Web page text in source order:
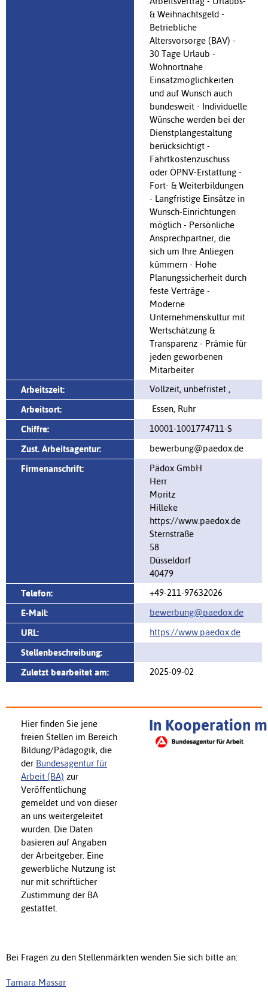
& Weihnachtsgeld -
Betriebliche
Altersvorsorge (BAV) -
30 Tage Urlaub -
Wohnortnahe
Einsatzmöglichkeiten
und auf Wunsch auch
bundesweit - Individuelle
Wünsche werden bei der
Dienstplangestaltung
berücksichtigt -
Fahrtkostenzuschuss
oder ÖPNV-Erstattung -
Fort- & Weiterbildungen
- Langfristige Einsätze in
Wunsch-Einrichtungen
möglich - Persönliche
Ansprechpartner, die
sich um Ihre Anliegen
kümmern - Hohe
Planungssicherheit durch
feste Verträge -
Moderne
Unternehmenskultur mit
Wertschätzung &
Transparenz - Prämie für
jeden geworbenen
Mitarbeiter
Arbeitszeit:
Vollzeit, unbefristet ,
Arbeitsort:
Essen, Ruhr
Chiffre:
10001-1001774711-S
Zust. Arbeitsagentur:
bewerbung@paedox.de
Firmenanschrift:
Pädox GmbH
Herr
Moritz
Hilleke
https://www.paedox.de
Sternstraße
58
Düsseldorf
40479
Telefon:
+49-211-97632026
E-Mail:
bewerbung@paedox.de
URL:
https://www.paedox.de
Stellenbeschreibung:
Zuletzt bearbeitet am:
2025-09-02
Hier finden Sie jene
freien Stellen im Bereich
Bildung/Pädagogik, die
der Bundesagentur für
Arbeit (BA) zur
Veröffentlichung
gemeldet und von dieser
an uns weitergeleitet
wurden. Die Daten
basieren auf Angaben
der Arbeitgeber. Eine
gewerbliche Nutzung ist
nur mit schriftlicher
Zustimmung der BA
gestattet.
In Kooperation
Bei Fragen zu den Stellenmärkten wenden Sie sich bitte an:
Tamara Massar